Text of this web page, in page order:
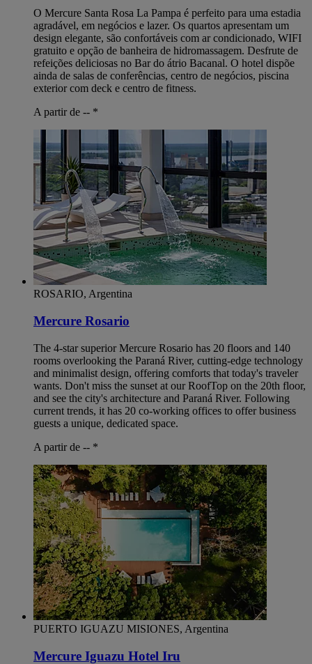
O Mercure Santa Rosa La Pampa é perfeito para uma estadia
agradável, em negócios e lazer. Os quartos apresentam um
design elegante, são confortáveis com ar condicionado, WIFI
gratuito e opção de banheira de hidromassagem. Desfrute de
refeições deliciosas no Bar do átrio Bacanal. O hotel dispõe
ainda de salas de conferências, centro de negócios, piscina
exterior com deck e centro de fitness.
A partir de -- *
ROSARIO, Argentina
Mercure Rosario
The 4-star superior Mercure Rosario has 20 floors and 140
rooms overlooking the Paraná River, cutting-edge technology
and minimalist design, offering comforts that today's traveler
wants. Don't miss the sunset at our RoofTop on the 20th floor,
and see the city's architecture and Paraná River. Following
current trends, it has 20 co-working offices to offer business
guests a unique, dedicated space.
A partir de -- *
PUERTO IGUAZU MISIONES, Argentina
Mercure Iguazu Hotel Iru